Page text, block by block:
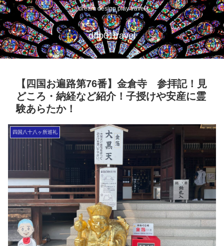
dream design play travel
ddp01travel
【四国お遍路第76番】金倉寺 参拝記！見
どころ・納経など紹介！子授けや安産に霊
験あらたか！
四国八十八ヶ所巡礼